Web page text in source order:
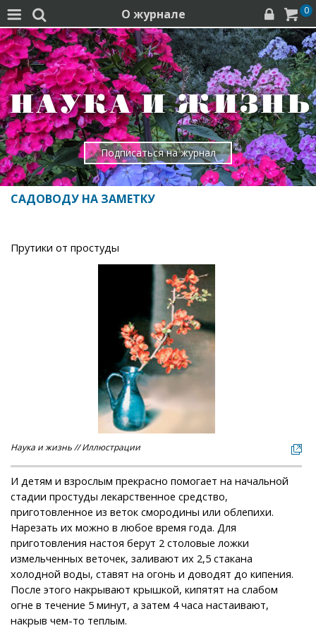
  О журнале   0
Подписаться на журнал
САДОВОДУ НА ЗАМЕТКУ
Прутики от простуды
Наука и жизнь // Иллюстрации
И детям и взрослым прекрасно помогает на начальной
стадии простуды лекарственное средство,
приготовленное из веток смородины или облепихи.
Нарезать их можно в любое время года. Для
приготовления настоя берут 2 столовые ложки
измельченных веточек, заливают их 2,5 стакана
холодной воды, ставят на огонь и доводят до кипения.
После этого накрывают крышкой, кипятят на слабом
огне в течение 5 минут, а затем 4 часа настаивают,
накрыв чем-то теплым.